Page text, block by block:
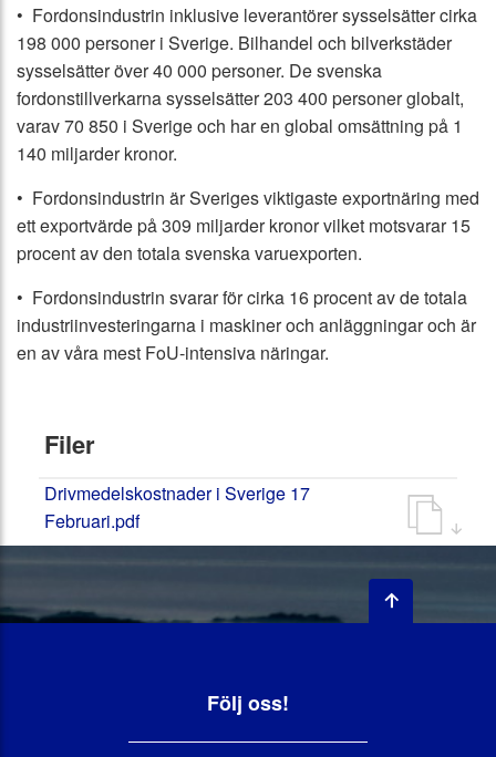
• Fordonsindustrin inklusive leverantörer sysselsätter cirka
198 000 personer i Sverige. Bilhandel och bilverkstäder
sysselsätter över 40 000 personer. De svenska
fordonstillverkarna sysselsätter 203 400 personer globalt,
varav 70 850 i Sverige och har en global omsättning på 1
140 miljarder kronor.
• Fordonsindustrin är Sveriges viktigaste exportnäring med
ett exportvärde på 309 miljarder kronor vilket motsvarar 15
procent av den totala svenska varuexporten.
• Fordonsindustrin svarar för cirka 16 procent av de totala
industriinvesteringarna i maskiner och anläggningar och är
en av våra mest FoU-intensiva näringar.
Filer
Drivmedelskostnader i Sverige 17
Februari.pdf
Följ oss!